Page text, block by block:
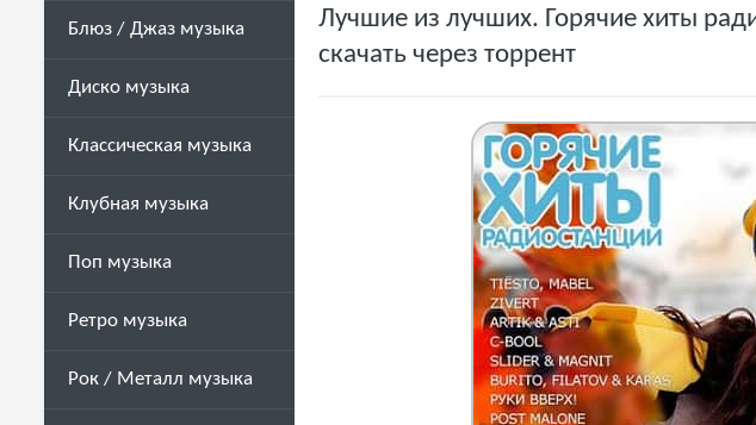
Блюз / Джаз музыка
Диско музыка
Классическая музыка
Клубная музыка
Поп музыка
Ретро музыка
Рок / Металл музыка
Лучшие из лучших. Горячие хиты
скачать через торрент